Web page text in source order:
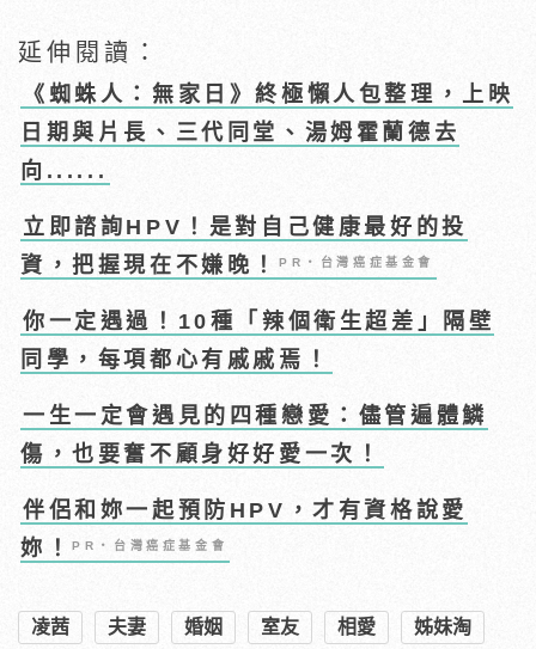
延伸閱讀：
《蜘蛛人：無家日》終極懶人包整理，上映
日期與片長、三代同堂、湯姆霍蘭德去
向......
立即諮詢HPV！是對自己健康最好的投
資，把握現在不嫌晚！PR・台灣癌症基金會
你一定遇過！10種「辣個衛生超差」隔壁
同學，每項都心有戚戚焉！
一生一定會遇見的四種戀愛：儘管遍體鱗
傷，也要奮不顧身好好愛一次！
伴侶和妳一起預防HPV，才有資格說愛
妳！PR・台灣癌症基金會
凌茜 夫妻 婚姻 室友 相愛 姊妹淘